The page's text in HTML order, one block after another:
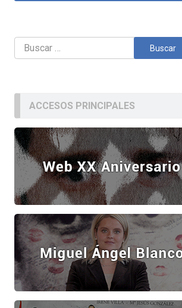
Buscar:
ACCESOS PRINCIPALES